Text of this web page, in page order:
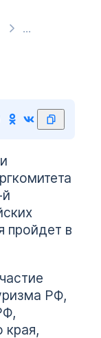
пройдет в
РФ,
края,